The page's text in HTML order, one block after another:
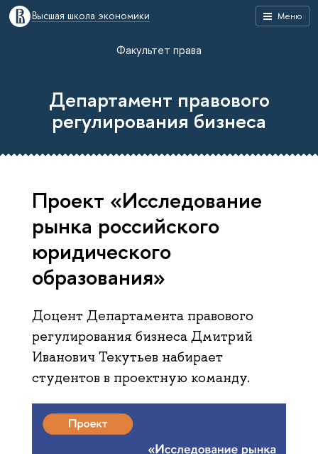
Меню
Высшая школа экономики
Факультет права
Департамент правового
регулирования бизнеса
Проект «Исследование
рынка российского
юридического
образования»
Доцент Департамента правового
регулирования бизнеса Дмитрий
Иванович Текутьев набирает
студентов в проектную команду.